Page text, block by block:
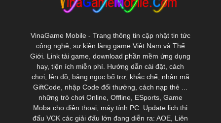
VinaGame Mobile - Trang thông tin cập nhật tin tức
công nghệ, sự kiện làng game Việt Nam và Thế
Giới. Link tải game, download phần mềm ứng dụng
hay, tiện ích miễn phí. Hướng dẫn cài đặt, cách
chơi, lên đồ, bảng ngọc bổ trợ, khắc chế, nhận mã
GiftCode, nhập Code đổi thưởng, cách nạp thẻ ...
những trò chơi Online, Offline, ESports, Game
Moba cho điện thoại, máy tính PC. Update lịch thi
đấu VCK các giải đấu lớn đang diễn ra: AOE, Liên